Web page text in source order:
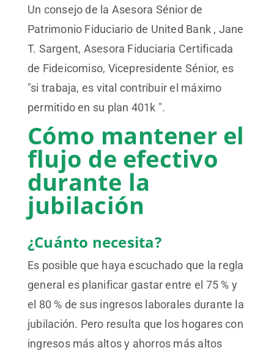
Un consejo de la Asesora Sénior de
Patrimonio Fiduciario de United Bank , Jane
T. Sargent, Asesora Fiduciaria Certificada
de Fideicomiso, Vicepresidente Sénior, es
"si trabaja, es vital contribuir el máximo
permitido en su plan 401k ".
Cómo mantener el
flujo de efectivo
durante la
jubilación
¿Cuánto necesita?
Es posible que haya escuchado que la regla
general es planificar gastar entre el 75 % y
el 80 % de sus ingresos laborales durante la
jubilación. Pero resulta que los hogares con
ingresos más altos y ahorros más altos